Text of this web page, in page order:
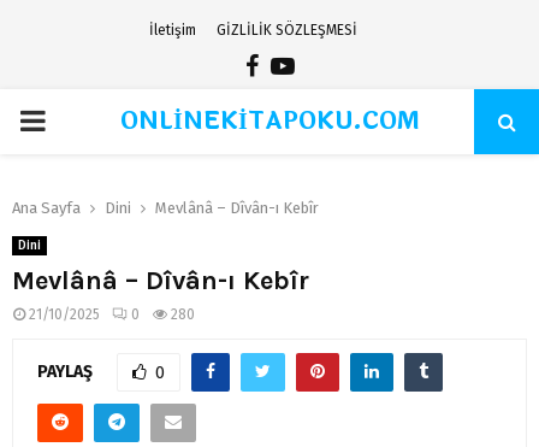
İletişim GİZLİLİK SÖZLEŞMESİ
Facebook
Youtube
PRIMARYONLİNEKİTAPOKU.COM
Ana Sayfa Dini Mevlânâ – Dîvân-ı Kebîr
Dini
Mevlânâ – Dîvân-ı Kebîr
21/10/2025 0 280
PAYLAŞ 0